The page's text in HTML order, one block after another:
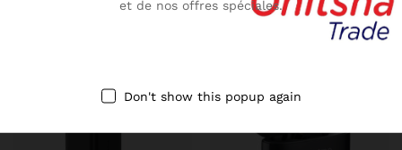
- %
et de nos offres spéciales.
Don't show this popup again